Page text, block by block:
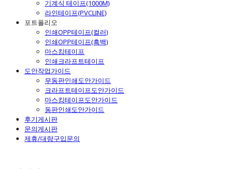
기계식 테이프(1000M)
라인테이프(PVCLINE)
포트폴리오
인쇄OPP테이프(컬러)
인쇄OPP테이프(흑백)
마스킹테이프
인쇄크라프트테이프
도안작업가이드
무동판인쇄도안가이드
크라프트테이프도안가이드
마스킹테이프도안가이드
동판인쇄도안가이드
후기게시판
문의게시판
제휴/대량구입문의